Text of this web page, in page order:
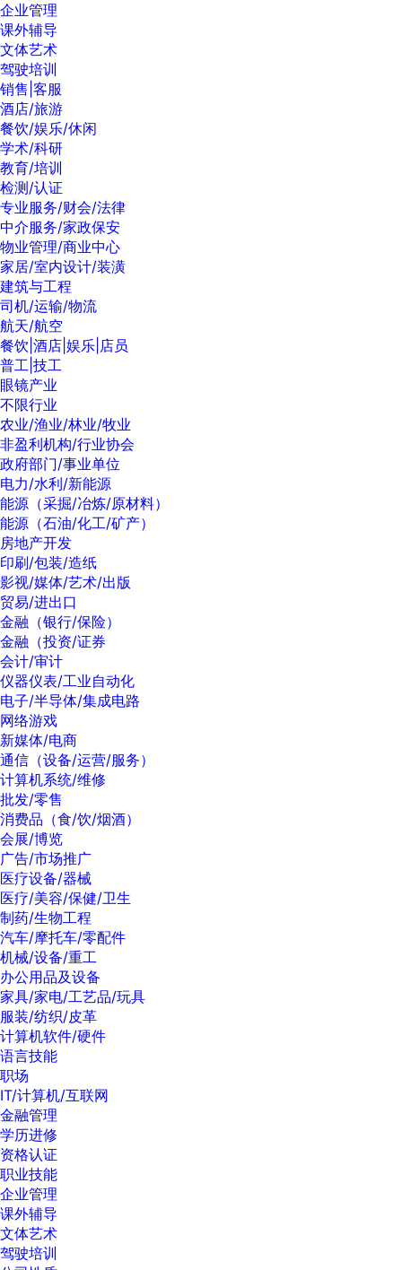
企业管理
课外辅导
文体艺术
驾驶培训
销售|客服
酒店/旅游
餐饮/娱乐/休闲
学术/科研
教育/培训
检测/认证
专业服务/财会/法律
中介服务/家政保安
物业管理/商业中心
家居/室内设计/装潢
建筑与工程
司机/运输/物流
航天/航空
餐饮|酒店|娱乐|店员
普工|技工
眼镜产业
不限行业
农业/渔业/林业/牧业
非盈利机构/行业协会
政府部门/事业单位
电力/水利/新能源
能源（采掘/冶炼/原材料）
能源（石油/化工/矿产）
房地产开发
印刷/包装/造纸
影视/媒体/艺术/出版
贸易/进出口
金融（银行/保险）
金融（投资/证券
会计/审计
仪器仪表/工业自动化
电子/半导体/集成电路
网络游戏
新媒体/电商
通信（设备/运营/服务）
计算机系统/维修
批发/零售
消费品（食/饮/烟酒）
会展/博览
广告/市场推广
医疗设备/器械
医疗/美容/保健/卫生
制药/生物工程
汽车/摩托车/零配件
机械/设备/重工
办公用品及设备
家具/家电/工艺品/玩具
服装/纺织/皮革
计算机软件/硬件
语言技能
职场
IT/计算机/互联网
金融管理
学历进修
资格认证
职业技能
企业管理
课外辅导
文体艺术
驾驶培训